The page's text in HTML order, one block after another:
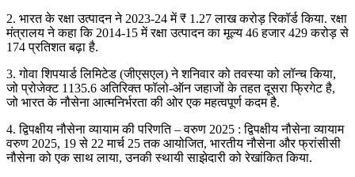
2. भारत के रक्षा उत्पादन ने 2023-24 में ₹ 1.27 लाख करोड़ रिकॉर्ड किया. रक्षा
मंत्रालय ने कहा कि 2014-15 में रक्षा उत्पादन का मूल्य 46 हजार 429 करोड़ से
174 प्रतिशत बढ़ा है.
3. गोवा शिपयार्ड लिमिटेड (जीएसएल) ने शनिवार को तवस्या को लॉन्च किया,
जो प्रोजेक्ट 1135.6 अतिरिक्त फॉलो-ऑन जहाजों के तहत दूसरा फ्रिगेट है,
जो भारत के नौसेना आत्मनिर्भरता की ओर एक महत्वपूर्ण कदम है.
4. द्विपक्षीय नौसेना व्यायाम की परिणति – वरुण 2025 : द्विपक्षीय नौसेना व्यायाम
वरुण 2025, 19 से 22 मार्च 25 तक आयोजित, भारतीय नौसेना और फ्रांसीसी
नौसेना को एक साथ लाया, उनकी स्थायी साझेदारी को रेखांकित किया.